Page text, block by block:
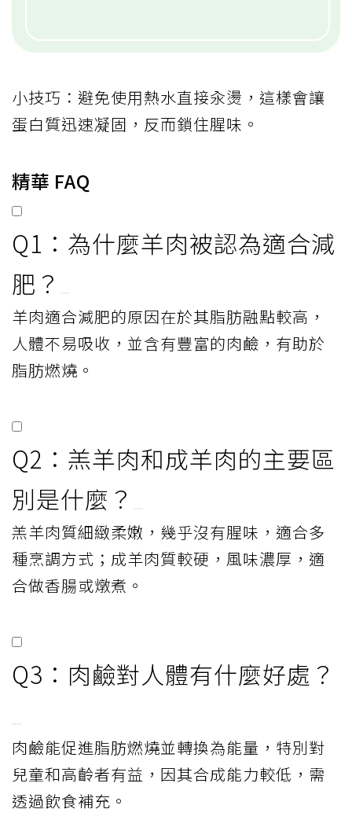
小技巧：避免使用熱水直接汆燙，這樣會讓
蛋白質迅速凝固，反而鎖住腥味。
精華 FAQ
Q1：為什麼羊肉被認為適合減
肥？
羊肉適合減肥的原因在於其脂肪融點較高，
人體不易吸收，並含有豐富的肉鹼，有助於
脂肪燃燒。
Q2：羔羊肉和成羊肉的主要區
別是什麼？
羔羊肉質細緻柔嫩，幾乎沒有腥味，適合多
種烹調方式；成羊肉質較硬，風味濃厚，適
合做香腸或燉煮。
Q3：肉鹼對人體有什麼好處？
肉鹼能促進脂肪燃燒並轉換為能量，特別對
兒童和高齡者有益，因其合成能力較低，需
透過飲食補充。